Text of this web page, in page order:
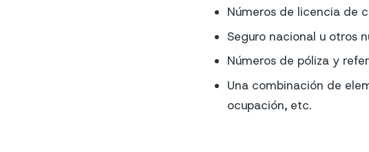
Números de licencia de
Seguro nacional u otros
Números de póliza y
Una combinación de
ocupación, etc.